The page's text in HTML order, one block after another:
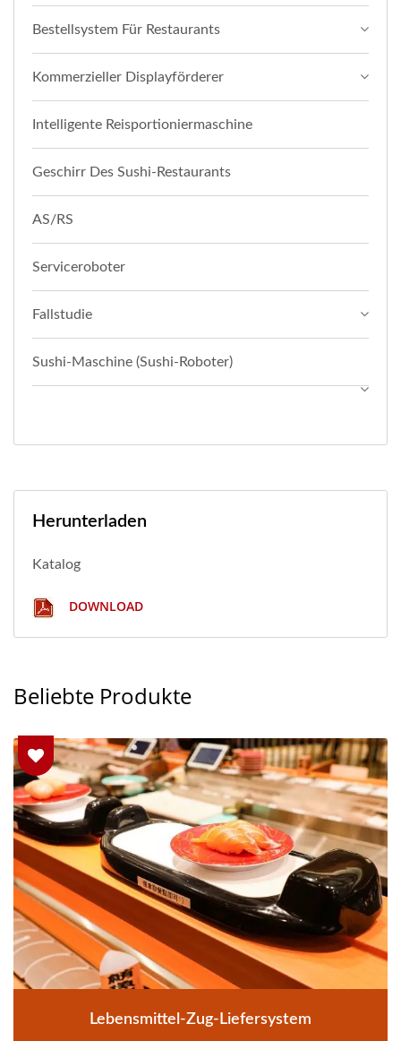
Bestellsystem Für Restaurants
Kommerzieller Displayförderer
Intelligente Reisportioniermaschine
Geschirr Des Sushi-Restaurants
AS/RS
Serviceroboter
Fallstudie
Sushi-Maschine (Sushi-Roboter)
Herunterladen
Katalog
DOWNLOAD
Beliebte Produkte
Lebensmittel-Zug-Liefersystem